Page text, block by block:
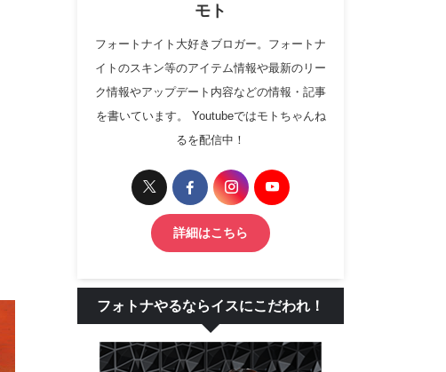
モト
フォートナイト大好きブロガー。フォートナ
イトのスキン等のアイテム情報や最新のリー
ク情報やアップデート内容などの情報・記事
を書いています。 Youtubeではモトちゃんね
るを配信中！
詳細はこちら
フォトナやるならイスにこだわれ！